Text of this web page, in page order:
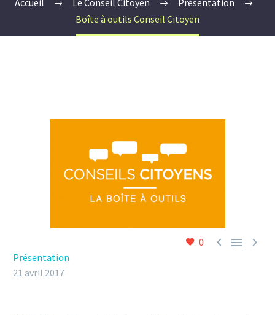
Accueil Le Conseil Citoyen
Présentation
Boîte à outils Conseil Citoyen
0   
Présentation
21 avril 2017